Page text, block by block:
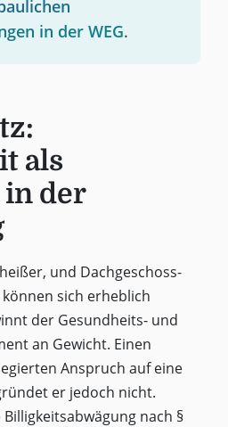
baulichen
in der WEG.
als
der
und Dachgeschoss-
sich erheblich
der Gesundheits- und
an Gewicht. Einen
Anspruch auf eine
er jedoch nicht.
nach §